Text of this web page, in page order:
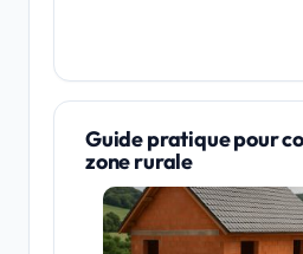
Guide pratique pour
zone rurale